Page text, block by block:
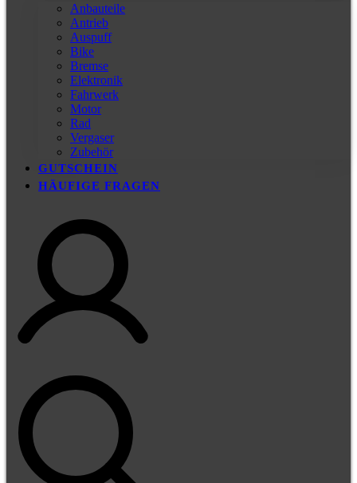
Anbauteile
Antrieb
Auspuff
Bike
Bremse
Elektronik
Fahrwerk
Motor
Rad
Vergaser
Zubehör
GUTSCHEIN
HÄUFIGE FRAGEN